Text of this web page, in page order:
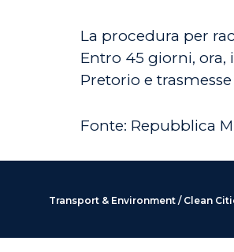
La procedura per
Entro 45 giorni, ora,
Pretorio e
Fonte: Repubblica
Transport & Environment / Clean